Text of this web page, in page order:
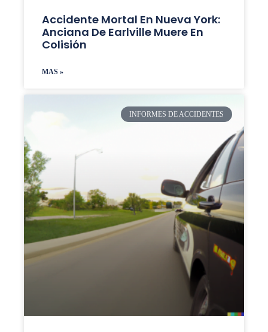
Accidente Mortal En Nueva York:
Anciana De Earlville Muere En
Colisión
MAS »
INFORMES DE ACCIDENTES